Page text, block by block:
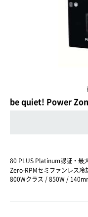
be quiet! Power
80 PLUS Platinum認証・最
Zero-RPMセミファンレス
800Wクラス / 850W /